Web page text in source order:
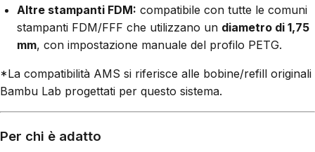
Altre stampanti FDM: compatibile con tutte le comuni
stampanti FDM/FFF che utilizzano un diametro di 1,75
mm, con impostazione manuale del profilo PETG.
*La compatibilità AMS si riferisce alle bobine/refill originali
Bambu Lab progettati per questo sistema.
Per chi è adatto